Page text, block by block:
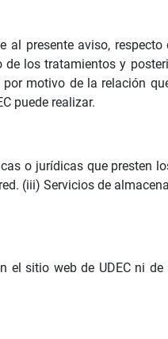
presente aviso,
los tratamientos y
motivo de la relación
puede realizar.
o jurídicas que presten
(iii) Servicios de
el sitio web de UDEC ni